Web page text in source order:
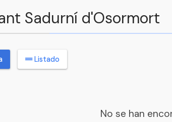
Sadurní d'Osormort
Listado
No se han